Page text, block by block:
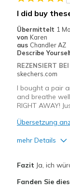
Travel
Width
Sizing
View On Shoes
I did buy
Übermittelt 1
von Karen
aus Chandler AZ
Describe
REZENSIERT BEI
skechers.com
I bought a pair
and breathe well
RIGHT AWAY!
Übersetzung
mehr Details
Fazit Ja, ich
Fanden Sie